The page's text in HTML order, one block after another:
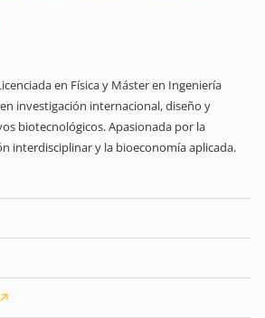
en Física y Máster en Ingeniería
investigación internacional, diseño y
biotecnológicos. Apasionada por la
interdisciplinar y la bioeconomía aplicada.